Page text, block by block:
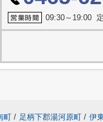
09:30～19:00
町 / 足柄下郡湯河原町 / 伊